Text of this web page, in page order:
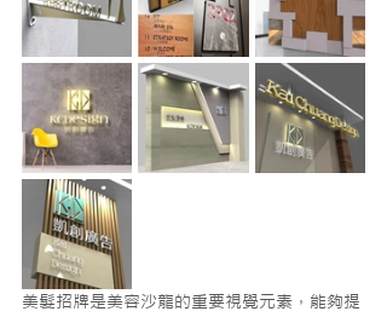
美髮招牌是美容沙龍的重要視覺元素，能夠提